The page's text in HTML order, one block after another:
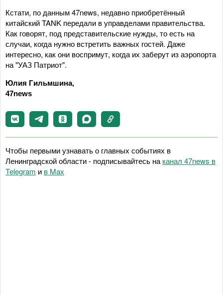
Кстати, по данным 47news, недавно приобретённый
китайский TANK передали в управделами правительства.
Как говорят, под представительские нужды, то есть на
случаи, когда нужно встретить важных гостей. Даже
интересно, как они воспримут, когда их заберут из аэропорта
на "УАЗ Патриот".
Юлия Гильмшина,
47news
Чтобы первыми узнавать о главных событиях в
Ленинградской области - подписывайтесь на канал 47news в
Telegram и в Maх